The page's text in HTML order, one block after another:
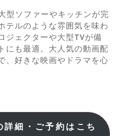
型ソファーやキッチンが完
テルのような雰囲気を味わ
ジェクターや大型TVが備
にも最適。大人気の動画配
、好きな映画やドラマを心
細・ご予約はこち